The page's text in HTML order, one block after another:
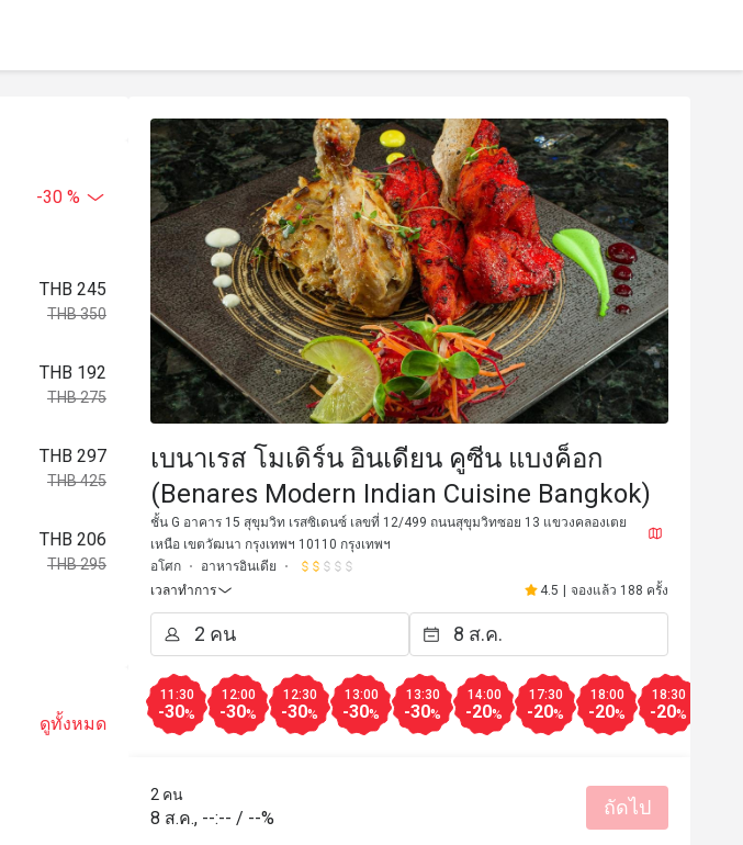
-30 %
THB 245
THB 350
THB 192
THB 275
THB 297
THB 425
THB 206
THB 295
ดูทั้งหมด
I
The service and food at the restaurant was
P***r
Great food and service
เบนาเรส โมเดิร์น อินเดียน คูซีน แบงค็อก
(Benares Modern Indian Cuisine Bangkok)
ชั้น G อาคาร 15 สุขุมวิท เรสซิเดนซ์ เลขที่ 12/499 ถนนสุขุมวิทซอย 13 แขวงคลองเตย
เหนือ เขตวัฒนา กรุงเทพฯ 10110 กรุงเทพฯ
อโศก
อาหารอินเดีย
เวลาทำการ
4.5 | จองแล้ว 188 ครั้ง
11:30
-30%
12:00
-30%
12:30
-30%
13:00
-30%
13:30
-30%
14:00
-20%
17:30
-20%
18:00
-20%
18:30
-20%
2 คน
8 ส.ค., --:-- / --% ถัดไป